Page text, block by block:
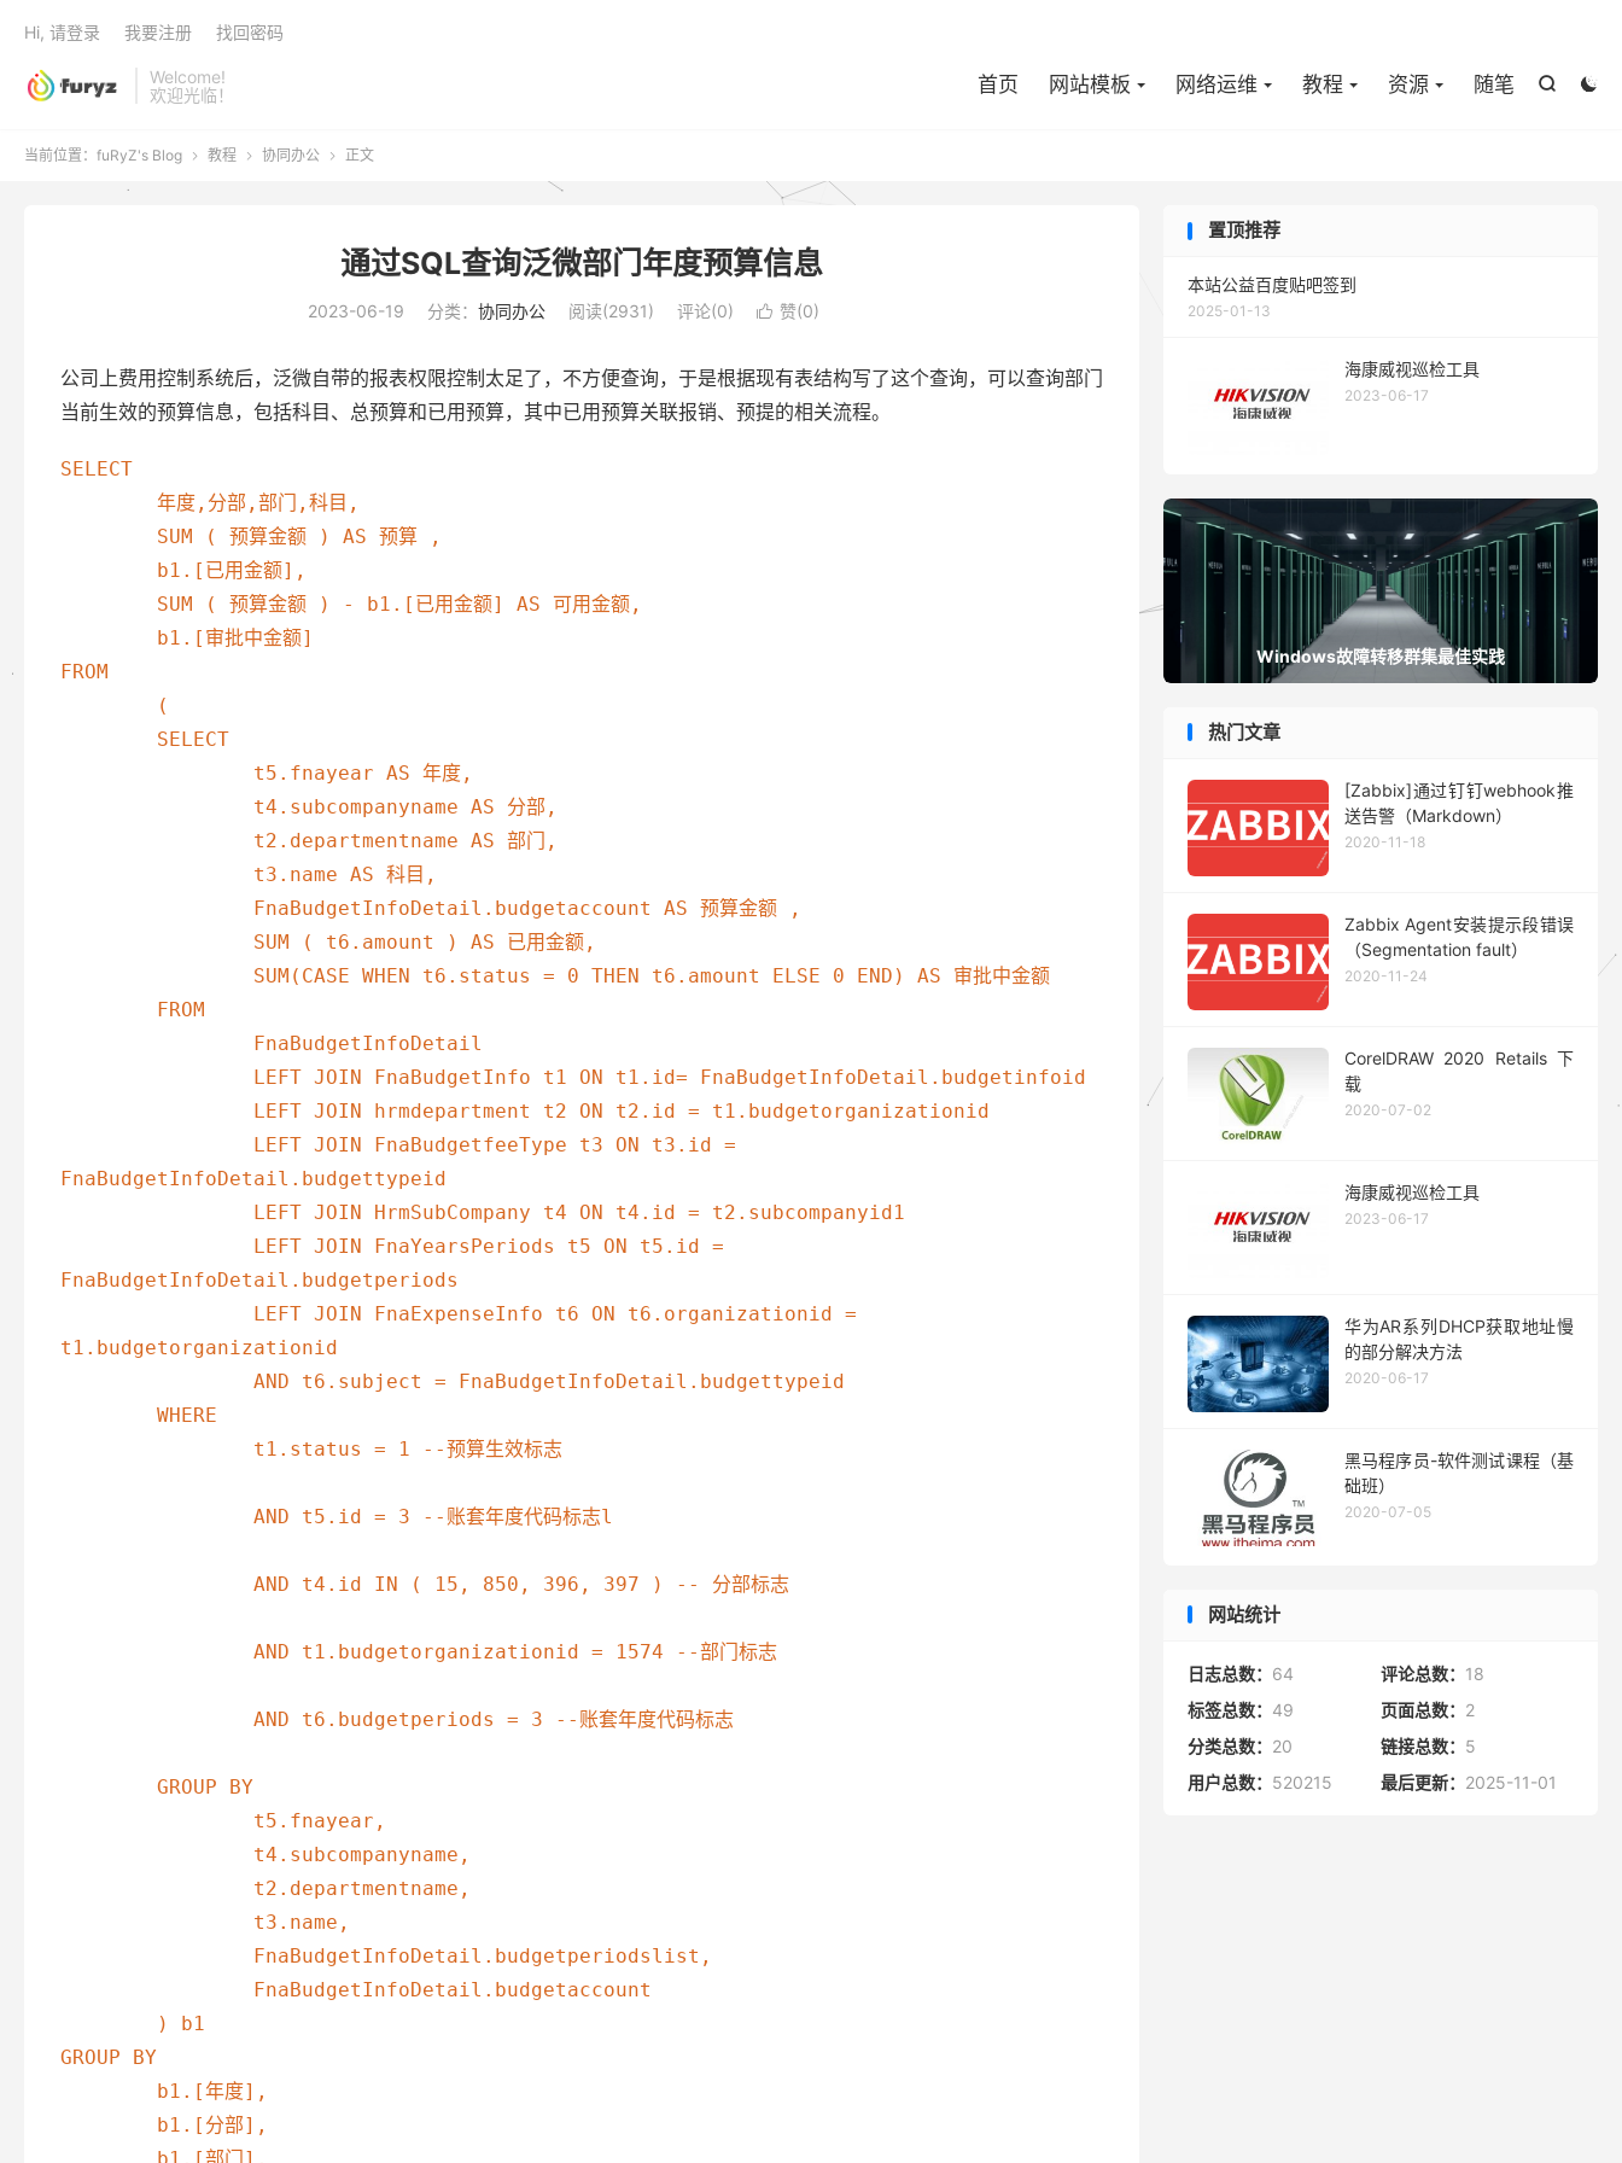
Welcome!
欢迎光临！


首页 网站模板 网络运维 教程 资源 随笔
Hi, 请登录 我要注册 找回密码
当前位置： fuRyZ's Blog  教程  协同办公  正文
通过SQL查询泛微部门年度预算信息
2023-06-19 分类： 协同办公 阅读(2931) 评论(0)  赞(0)
公司上费用控制系统后，泛微自带的报表权限控制太足了，不方便查询，于是根据现有表结构写了这个查询，可以查询部门
当前生效的预算信息，包括科目、总预算和已用预算，其中已用预算关联报销、预提的相关流程。
SELECT
FROM
FnaBudgetInfoDetail.budgettypeid
FnaBudgetInfoDetail.budgetperiods
t1.budgetorganizationid
GROUP BY
置顶推荐
本站公益百度贴吧签到
2025-01-13
海康威视巡检工具
2023-06-17
Windows故障转移群集最佳实践
热门文章
[Zabbix]通过钉钉webhook推
送告警（Markdown）
2020-11-18
Zabbix Agent安装提示段错误
（Segmentation fault）
2020-11-24
CorelDRAW 2020 Retails 下
载
2020-07-02
海康威视巡检工具
2023-06-17
华为AR系列DHCP获取地址慢
的部分解决方法
2020-06-17
黑马程序员-软件测试课程（基
础班）
2020-07-05
网站统计
日志总数： 64 评论总数： 18
标签总数： 49 页面总数： 2
分类总数： 20 链接总数： 5
用户总数： 520215 最后更新： 2025-11-01